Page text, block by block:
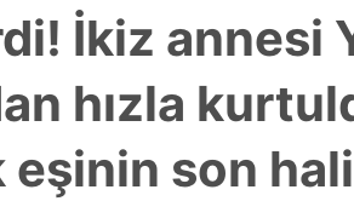
İkiz annesi
hızla
eşinin son